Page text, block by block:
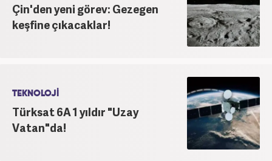
Çin'den yeni görev: Gezegen
keşfine çıkacaklar!
TEKNOLOJİ
Türksat 6A 1 yıldır "Uzay
Vatan"da!